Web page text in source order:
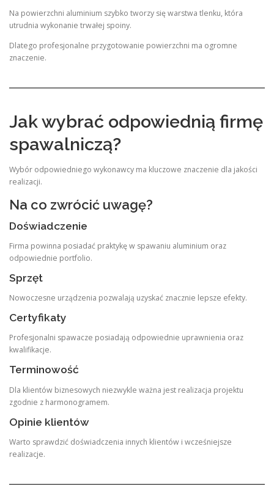
Na powierzchni aluminium szybko tworzy się warstwa tlenku, która
utrudnia wykonanie trwałej spoiny.
Dlatego profesjonalne przygotowanie powierzchni ma ogromne
znaczenie.
Jak wybrać odpowiednią firmę
spawalniczą?
Wybór odpowiedniego wykonawcy ma kluczowe znaczenie dla jakości
realizacji.
Na co zwrócić uwagę?
Doświadczenie
Firma powinna posiadać praktykę w spawaniu aluminium oraz
odpowiednie portfolio.
Sprzęt
Nowoczesne urządzenia pozwalają uzyskać znacznie lepsze efekty.
Certyfikaty
Profesjonalni spawacze posiadają odpowiednie uprawnienia oraz
kwalifikacje.
Terminowość
Dla klientów biznesowych niezwykle ważna jest realizacja projektu
zgodnie z harmonogramem.
Opinie klientów
Warto sprawdzić doświadczenia innych klientów i wcześniejsze
realizacje.